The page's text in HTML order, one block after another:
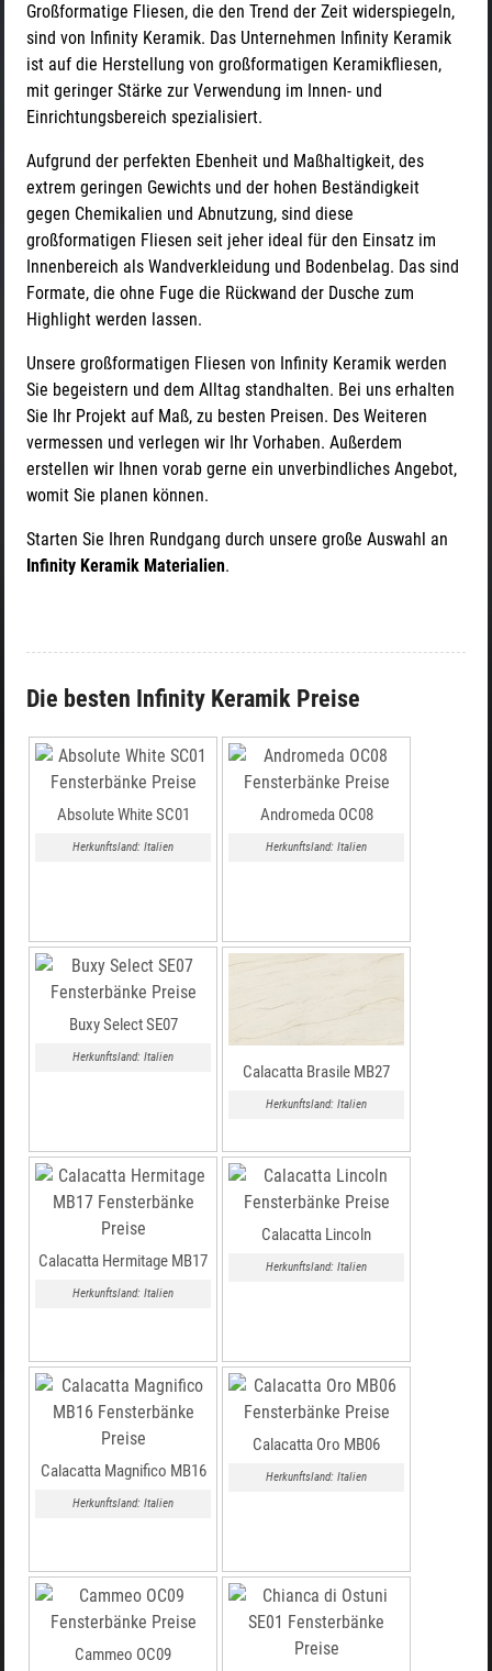
Großformatige Fliesen, die den Trend der Zeit widerspiegeln,
sind von Infinity Keramik. Das Unternehmen Infinity Keramik
ist auf die Herstellung von großformatigen Keramikfliesen,
mit geringer Stärke zur Verwendung im Innen- und
Einrichtungsbereich spezialisiert.
Aufgrund der perfekten Ebenheit und Maßhaltigkeit, des
extrem geringen Gewichts und der hohen Beständigkeit
gegen Chemikalien und Abnutzung, sind diese
großformatigen Fliesen seit jeher ideal für den Einsatz im
Innenbereich als Wandverkleidung und Bodenbelag. Das sind
Formate, die ohne Fuge die Rückwand der Dusche zum
Highlight werden lassen.
Unsere großformatigen Fliesen von Infinity Keramik werden
Sie begeistern und dem Alltag standhalten. Bei uns erhalten
Sie Ihr Projekt auf Maß, zu besten Preisen. Des Weiteren
vermessen und verlegen wir Ihr Vorhaben. Außerdem
erstellen wir Ihnen vorab gerne ein unverbindliches Angebot,
womit Sie planen können.
Starten Sie Ihren Rundgang durch unsere große Auswahl an
Infinity Keramik Materialien.
Die besten Infinity Keramik Preise
Absolute White SC01
Herkunftsland: Italien
Andromeda OC08
Herkunftsland: Italien
Buxy Select SE07
Herkunftsland: Italien
Calacatta Brasile MB27
Herkunftsland: Italien
Calacatta Hermitage MB17
Herkunftsland: Italien
Calacatta Lincoln
Herkunftsland: Italien
Calacatta Magnifico MB16
Herkunftsland: Italien
Calacatta Oro MB06
Herkunftsland: Italien
Cammeo OC09